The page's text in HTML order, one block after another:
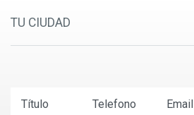
TU CIUDAD
Título Telefono Email